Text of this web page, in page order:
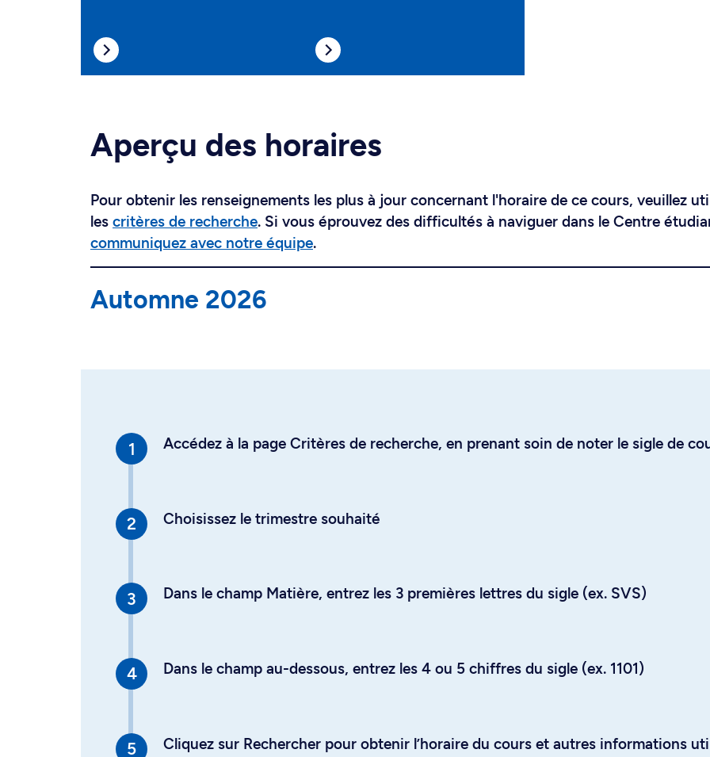
Aperçu des horaires
Pour obtenir les renseignements les plus à jour concernant l'horaire de ce cours, veuillez
les critères de recherche. Si vous éprouvez des difficultés à naviguer dans le Centre
communiquez avec notre équipe.
Automne 2026
Accédez à la page Critères de recherche, en prenant soin de noter le sigle de
Choisissez le trimestre souhaité
Dans le champ Matière, entrez les 3 premières lettres du sigle (ex. SVS)
Dans le champ au-dessous, entrez les 4 ou 5 chiffres du sigle (ex. 1101)
Cliquez sur Rechercher pour obtenir l’horaire du cours et autres informations